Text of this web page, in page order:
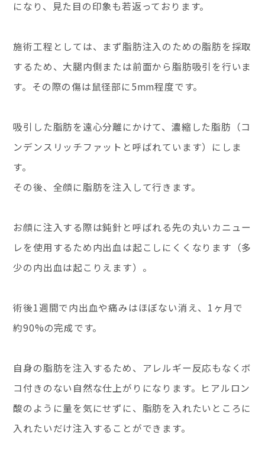
になり、見た目の印象も若返っております。
施術工程としては、まず脂肪注入のための脂肪を採取
するため、大腿内側または前面から脂肪吸引を行いま
す。その際の傷は鼠径部に5mm程度です。
吸引した脂肪を遠心分離にかけて、濃縮した脂肪（コ
ンデンスリッチファットと呼ばれています）にしま
す。
その後、全顔に脂肪を注入して行きます。
お顔に注入する際は鈍針と呼ばれる先の丸いカニュー
レを使用するため内出血は起こしにくくなります（多
少の内出血は起こりえます）。
術後1週間で内出血や痛みはほぼない消え、1ヶ月で
約90%の完成です。
自身の脂肪を注入するため、アレルギー反応もなくボ
コ付きのない自然な仕上がりになります。ヒアルロン
酸のように量を気にせずに、脂肪を入れたいところに
入れたいだけ注入することができます。